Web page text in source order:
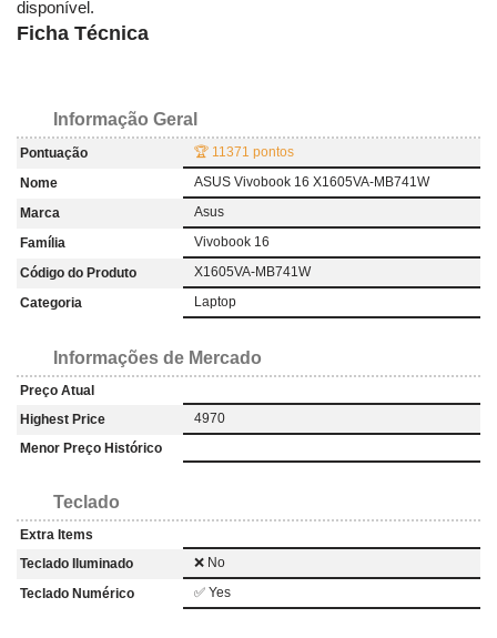
disponível.
Ficha Técnica
Informação Geral
Pontuação
🏆 11371 pontos
Nome
ASUS Vivobook 16 X1605VA-MB741W
Marca
Asus
Família
Vivobook 16
Código do Produto
X1605VA-MB741W
Categoria
Laptop
Informações de Mercado
Preço Atual
Highest Price
4970
Menor Preço Histórico
Teclado
Extra Items
Teclado Iluminado
❌ No
Teclado Numérico
✅ Yes